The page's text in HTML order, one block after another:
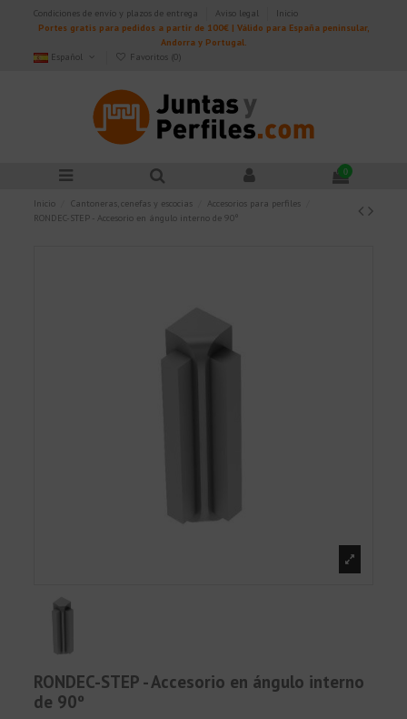
Condiciones de envío y plazos de entrega Aviso legal
Inicio
Portes gratis para pedidos a partir de 100€ | Válido para España peninsular,
Andorra y Portugal.
Español
Favoritos (0)
0
Inicio Cantoneras, cenefas y escocias
Accesorios para perfiles
RONDEC-STEP - Accesorio en ángulo interno de 90º
RONDEC-STEP - Accesorio en ángulo interno
de 90º